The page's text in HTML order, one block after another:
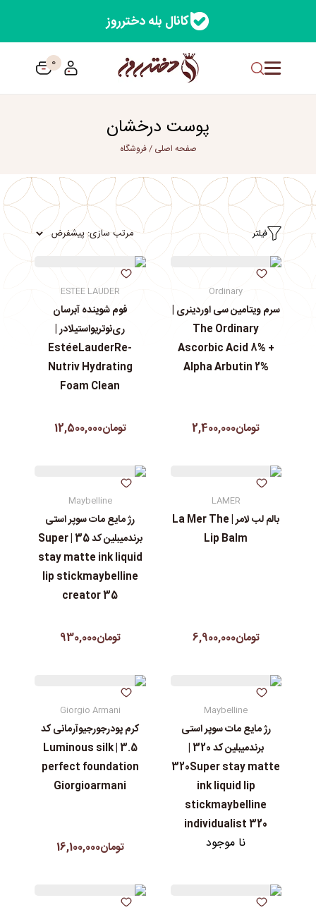
کانال بله دخترروز
0
پوست درخشان
صفحه اصلی /فروشگاه
فیلتر
Ordinary
سرم ویتامین سی اوردینری |
The Ordinary
Ascorbic Acid 8% +
Alpha Arbutin 2%
تومان2,400,000
ESTEE LAUDER
فوم شوینده آبرسان
ری‌نوتریواستیلادر |
EstéeLauderRe-
Nutriv Hydrating
Foam Clean
تومان12,500,000
LAMER
بالم لب لامر | La Mer The
Lip Balm
تومان6,900,000
Maybelline
رژ مایع مات سوپر استی‌
برندمیبلین کد 35 | Super
stay matte ink liquid
lip stickmaybelline
creator 35
تومان930,000
Maybelline
رژ مایع مات سوپر استی‌
برندمیبلین کد 320 |
320Super stay matte
ink liquid lip
stickmaybelline
individualist 320
نا موجود
Giorgio Armani
کرم پودرجورجیوآرمانی کد
3.5 | Luminous silk
perfect foundation
Giorgioarmani
تومان16,100,000